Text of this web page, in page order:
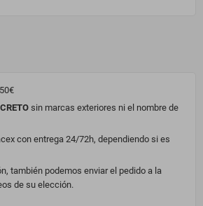
sin marcas exteriores ni el nombre de
con entrega 24/72h, dependiendo si es
también podemos enviar el pedido a la
de su elección.